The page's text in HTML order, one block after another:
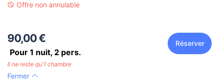
Offre non annulable
90,00 €
Pour 1 nuit, 2 pers.
Réserver
Il ne reste qu'1 chambre
Fermer